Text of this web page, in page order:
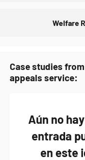
Welfare
Case studies
appeals service:
Aún no
entrada
en este